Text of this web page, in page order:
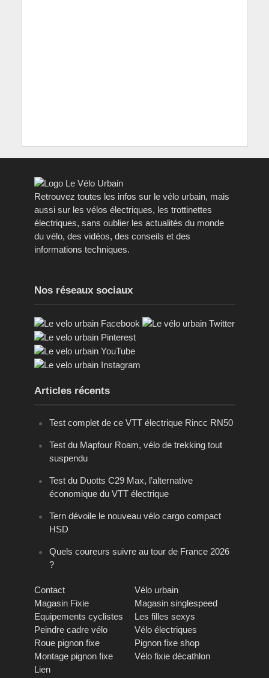
Retrouvez toutes les infos sur le vélo urbain, mais
aussi sur les vélos électriques, les trottinettes
électriques, sans oublier les actualités du monde
du vélo, des vidéos, des conseils et des
informations techniques.
Nos réseaux sociaux
Articles récents
Test complet de ce VTT électrique Rincc RN50
Test du Mapfour Roam, vélo de trekking tout
suspendu
Test du Duotts C29 Max, l’alternative
économique du VTT électrique
Tern dévoile le nouveau vélo cargo compact
HSD
Quels coureurs suivre au tour de France 2026
?
Contact
Vélo urbain
Magasin Fixie
Magasin singlespeed
Equipements cyclistes
Les filles sexys
Peindre cadre vélo
Vélo électriques
Roue pignon fixe
Pignon fixe shop
Montage pignon fixe
Vélo fixie décathlon
Lien